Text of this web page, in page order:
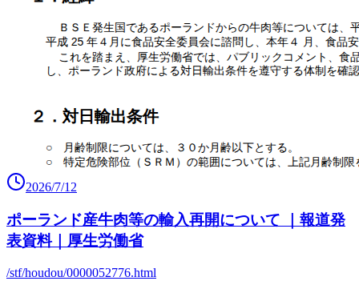
2026/7/12
ポーランド産牛肉等の輸入再開について ｜報道発
表資料｜厚生労働省
/stf/houdou/0000052776.html